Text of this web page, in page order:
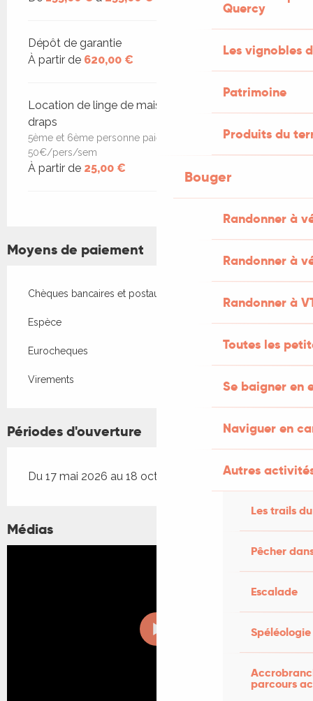
Quercy
Les vignobles
Patrimoine
Produits du
Bouger
Randonner à
Randonner à
Randonner à
Toutes les
Se baigner en
Naviguer en
Autres
Les trails
Pêcher
Escalade
Spéléologie
parcours
Dépôt de garantie
À partir de 620,00 €
Location de linge de maison, de toilette et de
draps
5ème et 6ème personne paieront un supplément de
50€/pers/sem
À partir de 25,00 €
Moyens de paiement
Chèques bancaires et postaux
Espèce
Eurocheques
Virements
Périodes d'ouverture
Du 17 mai 2026 au 18 octobre 2026
Médias